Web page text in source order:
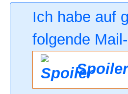
Ich habe auf
folgende
Spoiler